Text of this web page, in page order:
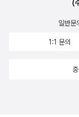
(
일반문
1:1 문의